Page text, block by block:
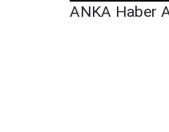
ANKA Haber